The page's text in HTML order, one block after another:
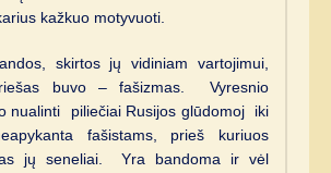
kažkuo motyvuoti.
skirtos jų vidiniam vartojimui,
buvo – fašizmas. Vyresnio
nualinti piliečiai Rusijos glūdomoj iki
fašistams, prieš kuriuos
jų seneliai. Yra bandoma ir vėl